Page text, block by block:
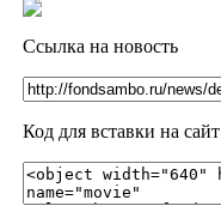
Ссылка на новость
Код для вставки на сайт